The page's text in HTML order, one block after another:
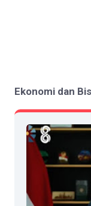
Ekonomi dan